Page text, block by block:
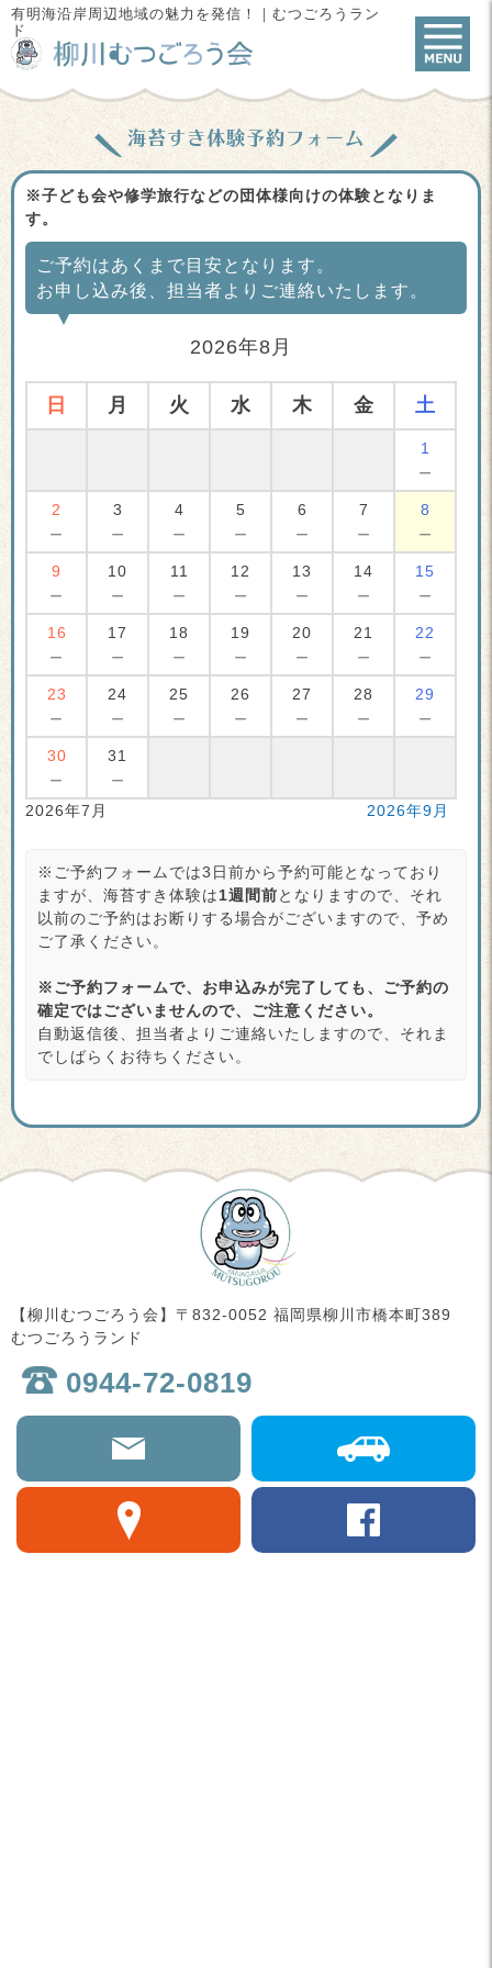
有明海沿岸周辺地域の魅力を発信！｜むつごろうラン
ド
海苔すき体験予約フォーム
※子ども会や修学旅行などの団体様向けの体験となりま
す。
ご予約はあくまで目安となります。
お申し込み後、担当者よりご連絡いたします。
2026年8月
日 月 火 水 木 金 土
1
－
2
－
3
－
4
－
5
－
6
－
7
－
8
－
9
－
10
－
11
－
12
－
13
－
14
－
15
－
16
－
17
－
18
－
19
－
20
－
21
－
22
－
23
－
24
－
25
－
26
－
27
－
28
－
29
－
30
－
31
－
2026年7月 2026年9月
※ご予約フォームでは3日前から予約可能となっており
ますが、海苔すき体験は1週間前となりますので、それ
以前のご予約はお断りする場合がございますので、予め
ご了承ください。
※ご予約フォームで、お申込みが完了しても、ご予約の
確定ではございませんので、ご注意ください。
自動返信後、担当者よりご連絡いたしますので、それま
でしばらくお待ちください。
【柳川むつごろう会】〒832-0052 福岡県柳川市橋本町389
むつごろうランド
0944-72-0819